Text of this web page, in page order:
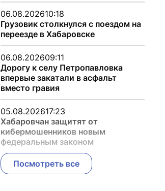
06.08.202610:18
Грузовик столкнулся с поездом на
переезде в Хабаровске
06.08.202609:11
Дорогу к селу Петропавловка
впервые закатали в асфальт
вместо гравия
05.08.202617:23
Хабаровчан защитят от
кибермошенников новым
федеральным законом
Посмотреть все